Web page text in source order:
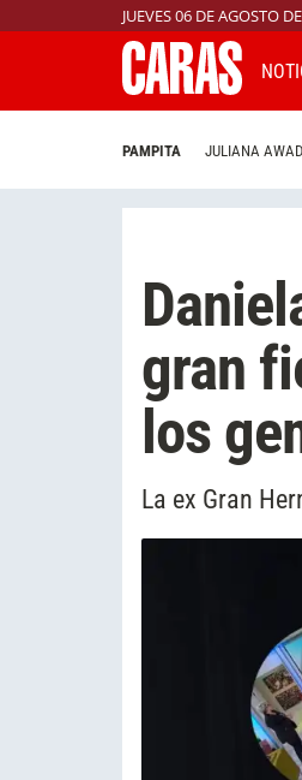
JUEVES 06 DE AGOSTO
PAMPITA JULIANA
gran
los
La ex Gran